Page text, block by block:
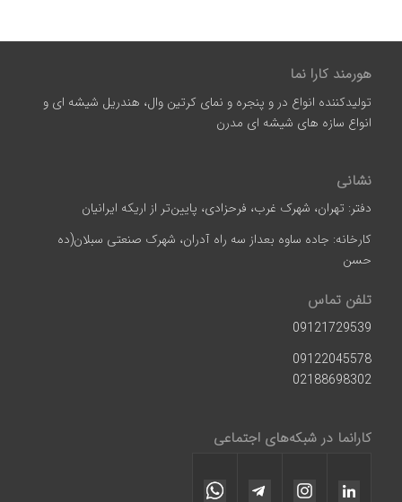
هورمند کارا نما
تولیدکننده انواع در و پنجره و نمای کرتین وال، هندریل شیشه ای و
انواع سازه‌ های شیشه‌ ای مدرن
نشانی
دفتر: تهران، شهرک غرب، فرحزادی، پایین‌تر از اریکه ایرانیان
کارخانه: جاده ساوه بعداز سه راه آدران، شهرک صنعتی سبلان(ده
حسن
تلفن تماس
09121729539
09122045578
02188698302
کارانما در شبکه‌های اجتماعی